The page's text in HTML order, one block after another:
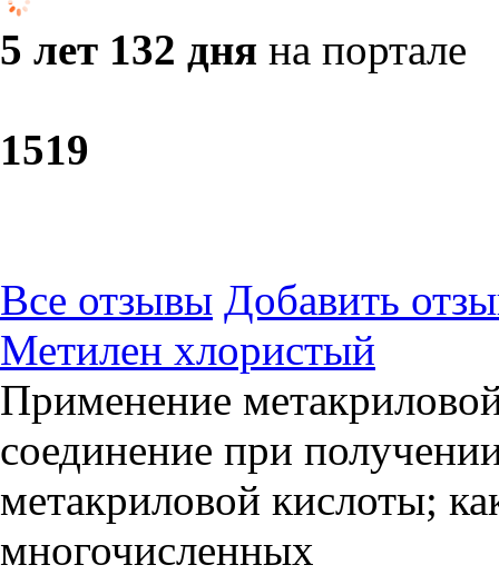
5 лет 132 дня на портале
1519
Все отзывы Добавить
Метилен хлористый
Применение
соединение при
метакриловой кислоты;
многочисленных